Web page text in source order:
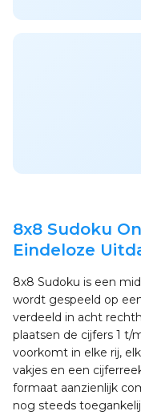
8x8 Sudoku
Eindeloze
8x8 Sudoku is een
wordt gespeeld op
verdeeld in acht
plaatsen de cijfers 1 t/
voorkomt in elke rij,
vakjes en een
formaat aanzienlijk
nog steeds